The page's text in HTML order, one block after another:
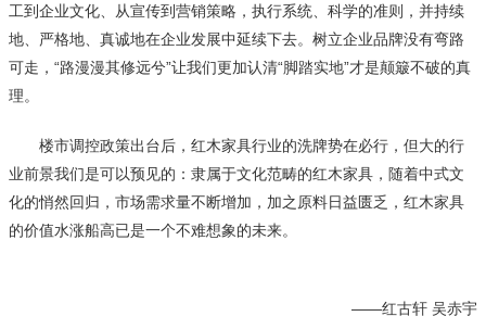
工到企业文化、从宣传到营销策略，执行系统、科学的准则，并持续
地、严格地、真诚地在企业发展中延续下去。树立企业品牌没有弯路
可走，“路漫漫其修远兮”让我们更加认清“脚踏实地”才是颠簸不破的真
理。
楼市调控政策出台后，红木家具行业的洗牌势在必行，但大的行
业前景我们是可以预见的：隶属于文化范畴的红木家具，随着中式文
化的悄然回归，市场需求量不断增加，加之原料日益匮乏，红木家具
的价值水涨船高已是一个不难想象的未来。
——红古轩 吴赤宇